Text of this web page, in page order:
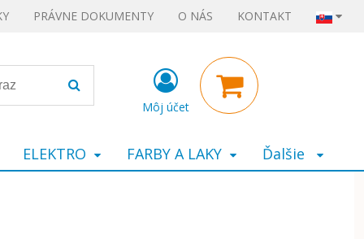
PRÁVNE DOKUMENTY O NÁS KONTAKT
Môj účet
ELEKTRO FARBY A LAKY Ďalšie